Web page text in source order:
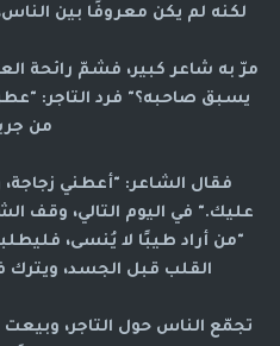
لكنه لم يكن معروفًا بين
مرّ به شاعر كبير، فشمّ رائحة
يسبق صاحبه؟" فرد التاجر: "عطر
من
فقال الشاعر: "أعطني
عليك." في اليوم التالي، وقف
"من أراد طيبًا لا يُنسى،
القلب قبل الجسد، ويترك
تجمّع الناس حول التاجر،